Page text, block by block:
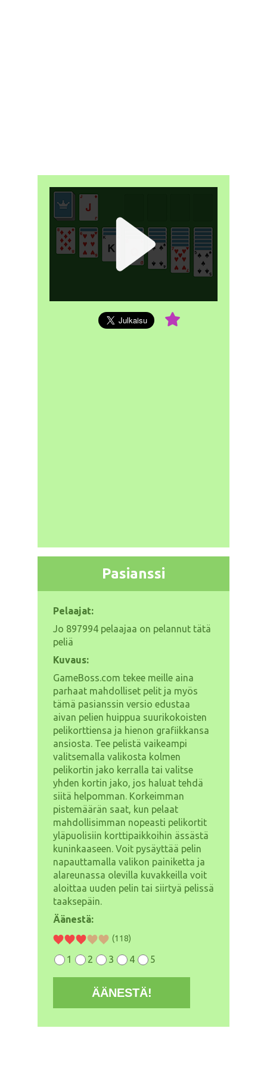
Pasianssi
Pelaajat:
Jo 897994 pelaajaa on pelannut tätä
peliä
Kuvaus:
GameBoss.com tekee meille aina
parhaat mahdolliset pelit ja myös
tämä pasianssin versio edustaa
aivan pelien huippua suurikokoisten
pelikorttiensa ja hienon grafiikkansa
ansiosta. Tee pelistä vaikeampi
valitsemalla valikosta kolmen
pelikortin jako kerralla tai valitse
yhden kortin jako, jos haluat tehdä
siitä helpomman. Korkeimman
pistemäärän saat, kun pelaat
mahdollisimman nopeasti pelikortit
yläpuolisiin korttipaikkoihin ässästä
kuninkaaseen. Voit pysäyttää pelin
napauttamalla valikon painiketta ja
alareunassa olevilla kuvakkeilla voit
aloittaa uuden pelin tai siirtyä pelissä
taaksepäin.
Äänestä:
(118)
1 2 3 4 5